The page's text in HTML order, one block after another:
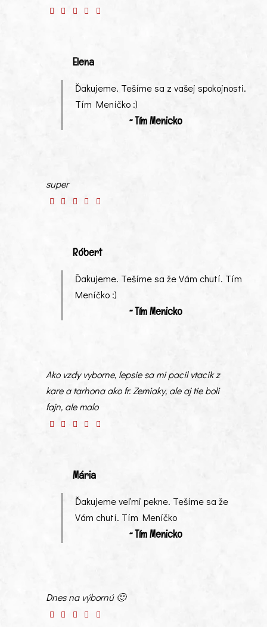
Elena
Ďakujeme. Tešíme sa z vašej spokojnosti.
Tím Meníčko :)
~ Tím Menicko
super
Róbert
Ďakujeme. Tešíme sa že Vám chutí. Tím
Meníčko :)
~ Tím Menicko
Ako vzdy vyborne, lepsie sa mi pacil vtacik z
kare a tarhona ako fr. Zemiaky, ale aj tie boli
fajn, ale malo
Mária
Ďakujeme veľmi pekne. Tešíme sa že
Vám chutí. Tím Meníčko
~ Tím Menicko
Dnes na výbornú 🙂